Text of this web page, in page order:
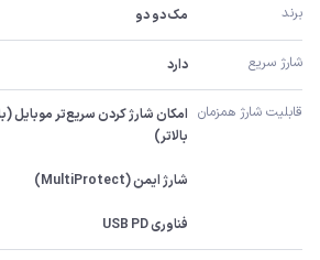
برند مک دو دو
شارژ سریع دارد
قابلیت شارژ همزمان
فناوری USB PD